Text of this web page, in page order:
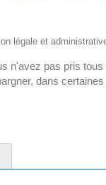
légale et
n'avez pas pris
dans